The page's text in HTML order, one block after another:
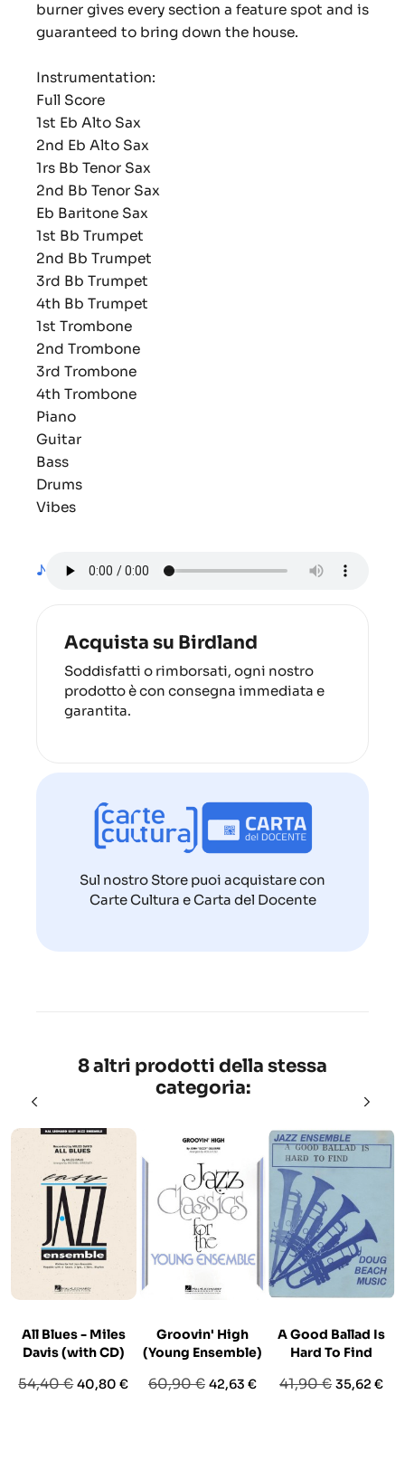
burner gives every section a feature spot and is
guaranteed to bring down the house.
Instrumentation:
Full Score
1st Eb Alto Sax
2nd Eb Alto Sax
1rs Bb Tenor Sax
2nd Bb Tenor Sax
Eb Baritone Sax
1st Bb Trumpet
2nd Bb Trumpet
3rd Bb Trumpet
4th Bb Trumpet
1st Trombone
2nd Trombone
3rd Trombone
4th Trombone
Piano
Guitar
Bass
Drums
Vibes
♪
Acquista su Birdland
Soddisfatti o rimborsati, ogni nostro
prodotto è con consegna immediata e
garantita.
Sul nostro Store puoi acquistare con
Carte Cultura e Carta del Docente
8 altri prodotti della stessa
categoria:
All Blues - Miles
Davis (with CD)
Prezzo
54,40 €Prezzo
40,80 €
Groovin' High
(Young Ensemble)
Prezzo
60,90 € Prezzo
42,63 €
A Good Ballad Is
Hard To Find
Prezzo
41,90 € Prezzo
35,62 €